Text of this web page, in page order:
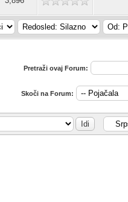
Pretraži ovaj Forum:
Skoči na Forum: